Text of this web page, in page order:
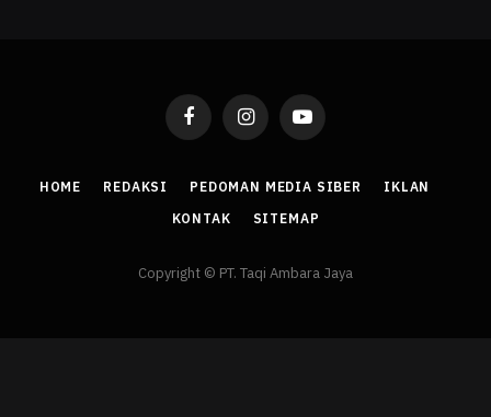
FacebookInstagramYouTube
HOME REDAKSI PEDOMAN MEDIA SIBER
IKLAN
KONTAK
SITEMAP
Copyright © PT. Taqi Ambara Jaya